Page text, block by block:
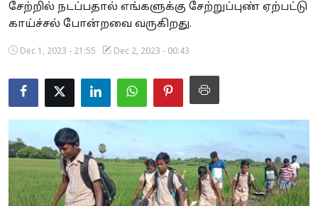
Cinema
Sports
Special Story
Business
Crime
சேற்றில் நடப்பதால் எங்களுக்கு சேற்றுப்புண் ஏற்பட்டு
காய்ச்சல் போன்றவை வருகிறது.
Dec 1, 2023 - 21:55 Dec 2, 2023 - 00:43